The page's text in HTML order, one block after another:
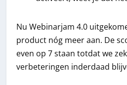
Nu Webinarjam 4.0
product nóg meer aan. De
even op 7 staan totdat we
verbeteringen inderdaad